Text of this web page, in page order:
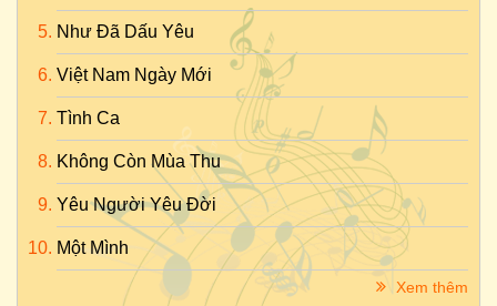
Như Đã Dấu Yêu
Việt Nam Ngày Mới
Tình Ca
Không Còn Mùa Thu
Yêu Người Yêu Đời
Một Mình
Xem thêm